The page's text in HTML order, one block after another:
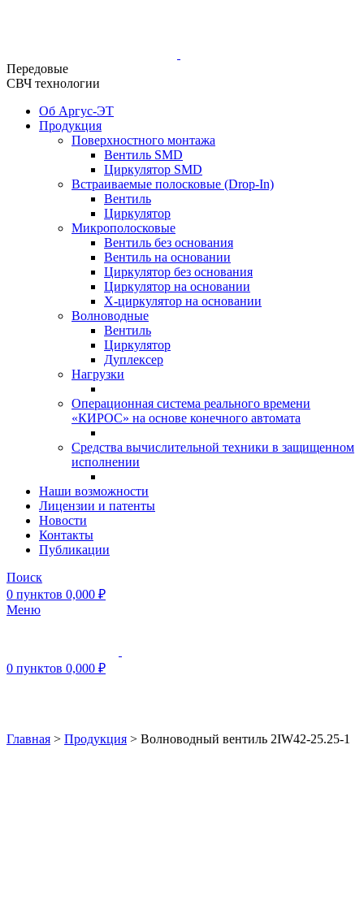
Передовые
СВЧ технологии
Об Аргус-ЭТ
Продукция
Поверхностного монтажа
Вентиль SMD
Циркулятор SMD
Встраиваемые полосковые (Drop-In)
Вентиль
Циркулятор
Микрополосковые
Вентиль без основания
Вентиль на основании
Циркулятор без основания
Циркулятор на основании
Х-циркулятор на основании
Волноводные
Вентиль
Циркулятор
Дуплексер
Нагрузки
Операционная система реального времени
«КИРОС» на основе конечного автомата
Средства вычислительной техники в защищенном
исполнении
Наши возможности
Лицензии и патенты
Новости
Контакты
Публикации
Поиск
0 пунктов 0,000 ₽
Меню
0 пунктов 0,000 ₽
Главная > Продукция > Волноводный вентиль 2IW42-25.25-1